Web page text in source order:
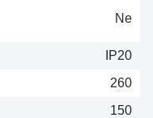
Ne
IP20
260
150